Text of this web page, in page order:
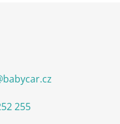
babycar.cz
255